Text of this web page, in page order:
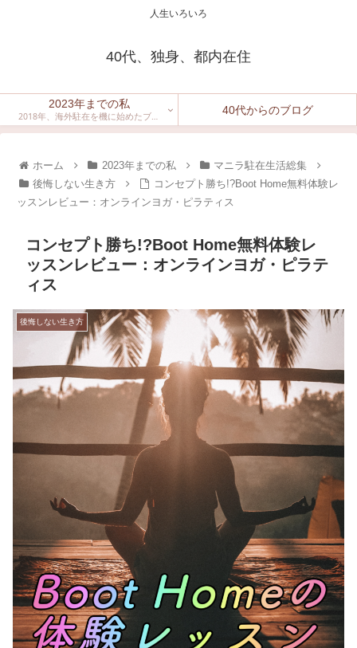
人生いろいろ
40代、独身、都内在住
2023年までの私
2018年、海外駐在を機に始めたブロ
40代からのブログ
ホーム 2023年までの私
マニラ駐在生活総集
後悔しない生き方
コンセプト勝ち!?Boot Home無料体験レ
ッスンレビュー：オンラインヨガ・ピラティス
コンセプト勝ち!?Boot Home無料体験レ
ッスンレビュー：オンラインヨガ・ピラテ
ィス
後悔しない生き方